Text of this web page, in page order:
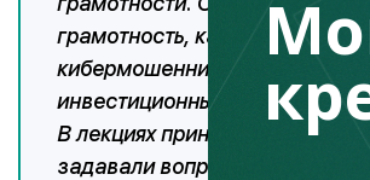
грамотность, как научиться
кибермошенничеством или
инвестиционных
В лекциях приняло участие
задавали вопросы и получали